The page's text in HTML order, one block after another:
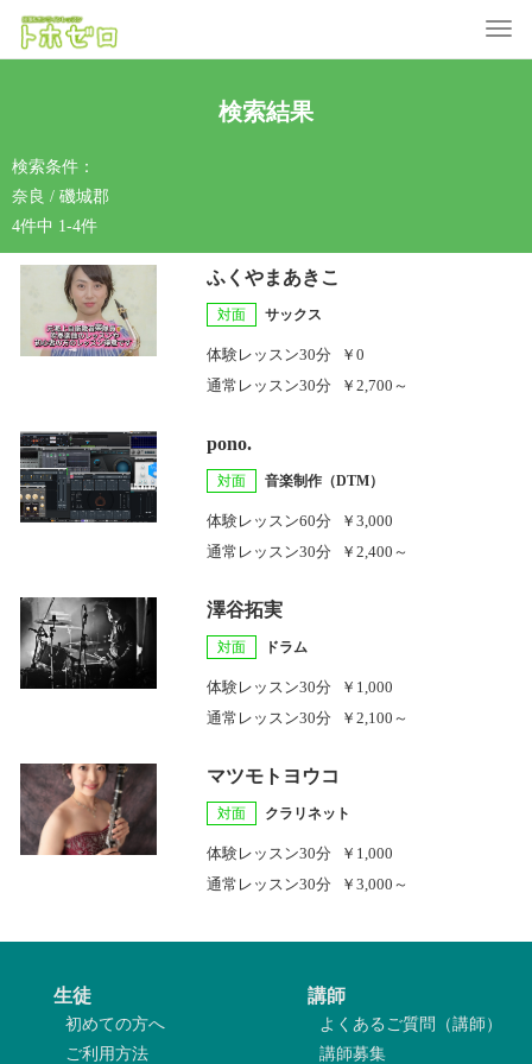
検索結果
検索条件：
奈良 / 磯城郡
4件中 1-4件
ふくやまあきこ
対面 サックス
体験レッスン30分
￥0
通常レッスン30分 ￥2,700～
pono.
対面 音楽制作（DTM）
体験レッスン60分
￥3,000
通常レッスン30分 ￥2,400～
澤谷拓実
対面 ドラム
体験レッスン30分
￥1,000
通常レッスン30分 ￥2,100～
マツモトヨウコ
対面 クラリネット
体験レッスン30分
￥1,000
通常レッスン30分 ￥3,000～
生徒
初めての方へ
ご利用方法
講師
よくあるご質問（講師）
講師募集